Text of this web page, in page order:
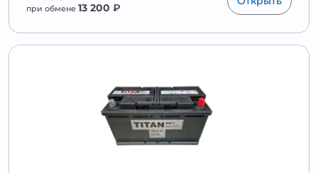
при обмене 13 200 ₽